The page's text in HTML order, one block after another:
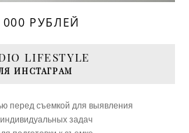
000 РУБЛЕЙ
LIFESTYLE
ИНСТАГРАМ
перед съемкой для выявления
задач